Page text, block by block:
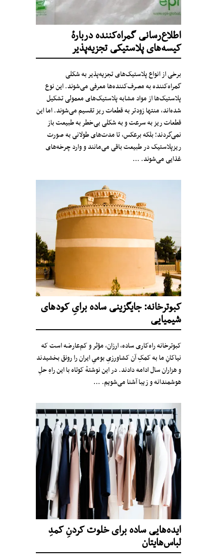
اطلاع‌رسانی گمراه‌کننده دربارهٔ
کیسه‌های پلاستیکی تجزیه‌پذیر
برخی از انواع پلاستیک‌های تجزیه‌پذیر به شکلی
گمراه‌کننده به مصرف‌کننده‌ها معرفی می‌شوند. این نوع
پلاستیک‌ها از مواد مشابه پلاستیک‌های معمولی تشکیل
شده‌اند، منتها زودتر به قطعات ریز تقسیم می‌شوند. اما این
قطعات ریز به سرعت و به شکلی بی‌خطر به طبیعت باز
نمی‌گردند؛ بلکه برعکس، تا مدت‌های طولانی به صورت
ریز‌پلاستیک در طبیعت باقی می‌مانند و وارد چرخه‌های
غذایی می‌شوند. …
کبوترخانه: جایگزینی ساده برایِ کودهای
شیمیایی
کبوترخانه‌ راه‌کاری ساده‌، ارزان، مؤثر و کم‌عارضه است که
نیاکانِ ما به کمکِ آن کشاورزیِ بومیِ ایران را رونق بخشیدند
و هزاران سال ادامه دادند. در این نوشتهٔ کوتاه با این راهِ حلِ
هوشمندانه و زیبا آشنا می‌شویم. …
ایده‌هایی ساده برای خلوت کردنِ کمدِ
لباس‌هایتان